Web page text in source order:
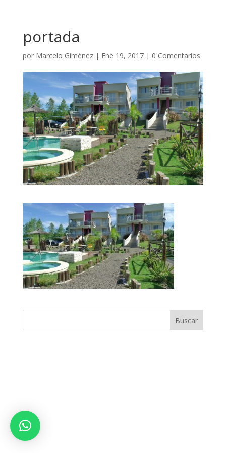
portada
por Marcelo Giménez| Ene 19, 2017| 0 Comentarios